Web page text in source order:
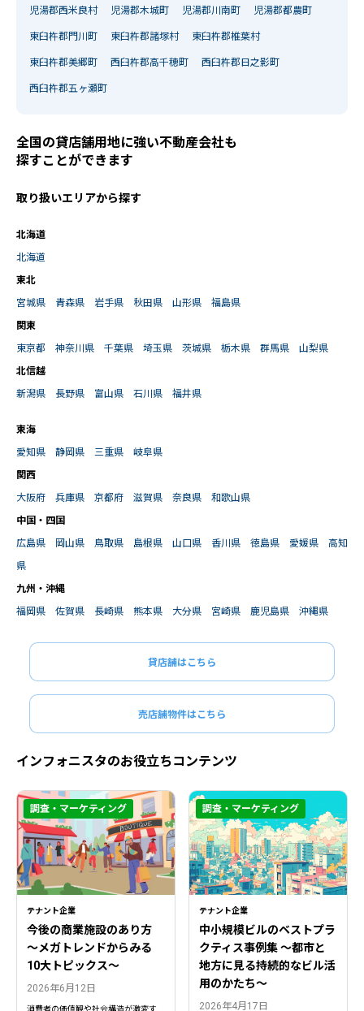
児湯郡西米良村 児湯郡木城町 児湯郡川南町 児湯郡都農町
東臼杵郡門川町 東臼杵郡諸塚村 東臼杵郡椎葉村
東臼杵郡美郷町 西臼杵郡高千穂町 西臼杵郡日之影町
西臼杵郡五ヶ瀬町
全国の貸店舗用地に強い不動産会社も
探すことができます
取り扱いエリアから探す
北海道
北海道
東北
宮城県
青森県 岩手県 秋田県 山形県
福島県
関東
東京都
神奈川県 千葉県 埼玉県 茨城県 栃木県 群馬県
山梨県
北信越
新潟県
長野県 富山県 石川県 福井県
東海
愛知県
静岡県 三重県
岐阜県
関西
大阪府
兵庫県 京都府 滋賀県 奈良県
和歌山県
中国・四国
広島県
岡山県 鳥取県 島根県 山口県 香川県 徳島県 愛媛県
高知
県
九州・沖縄
福岡県
佐賀県 長崎県 熊本県 大分県 宮崎県 鹿児島県 沖縄県
貸店舗はこちら
売店舗物件はこちら
インフォニスタのお役立ちコンテンツ
テナント企業
今後の商業施設のあり方
〜メガトレンドからみる
10大トピックス〜
2026年6月12日
消費者の価値観や社会構造が激変す
調査・マーケティング
テナント企業
中小規模ビルのベストプラ
クティス事例集 ～都市と
地方に見る持続的なビル活
用のかたち～
2026年4月17日
調査・マーケティング